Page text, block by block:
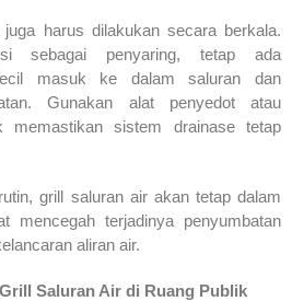
harus dilakukan secara berkala.
sebagai penyaring, tetap ada
masuk ke dalam saluran dan
Gunakan alat penyedot atau
memastikan sistem drainase tetap
grill saluran air akan tetap dalam
mencegah terjadinya penyumbatan
aliran air.
Saluran Air di Ruang Publik